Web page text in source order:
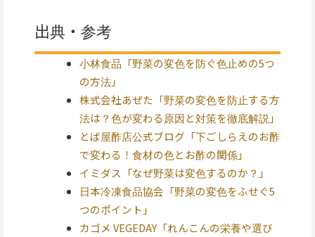
出典・参考
小林食品「野菜の変色を防ぐ色止めの5つ
の方法」
株式会社あぜた「野菜の変色を防止する方
法は？色が変わる原因と対策を徹底解説」
とば屋酢店公式ブログ「下ごしらえのお酢
で変わる！食材の色とお酢の関係」
イミダス「なぜ野菜は変色するのか？」
日本冷凍食品協会「野菜の変色をふせぐ5
つのポイント」
カゴメ VEGEDAY「れんこんの栄養や選び